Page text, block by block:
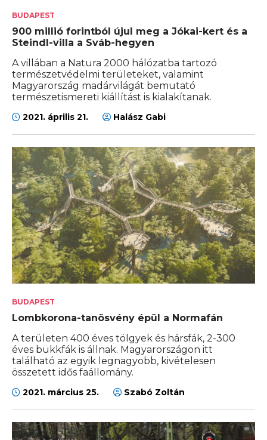
BUDAPEST
900 millió forintból újul meg a Jókai-kert és a
Steindl-villa a Sváb-hegyen
A villában a Natura 2000 hálózatba tartozó
természetvédelmi területeket, valamint
Magyarország madárvilágát bemutató
természetismereti kiállítást is kialakítanak.
2021. április 21. Halász Gabi
BUDAPEST
Lombkorona-tanösvény épül a Normafán
A területen 400 éves tölgyek és hársfák, 2-300
éves bükkfák is állnak. Magyarországon itt
található az egyik legnagyobb, kivételesen
összetett idős faállomány.
2021. március 25. Szabó Zoltán